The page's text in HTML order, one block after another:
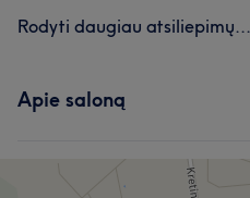
Rodyti daugiau atsiliepimų...
Apie saloną